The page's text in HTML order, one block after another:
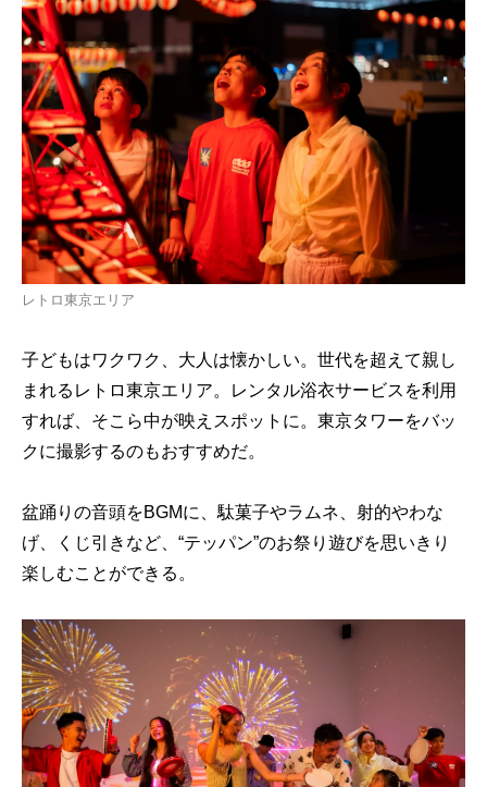
レトロ東京エリア
子どもはワクワク、大人は懐かしい。世代を超えて親し
まれるレトロ東京エリア。レンタル浴衣サービスを利用
すれば、そこら中が映えスポットに。東京タワーをバッ
クに撮影するのもおすすめだ。
盆踊りの音頭をBGMに、駄菓子やラムネ、射的やわな
げ、くじ引きなど、“テッパン”のお祭り遊びを思いきり
楽しむことができる。